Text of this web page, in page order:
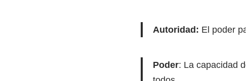
Autoridad: El poder
Poder: La capacidad